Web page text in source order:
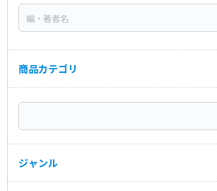
商品カテゴリ
ジャンル